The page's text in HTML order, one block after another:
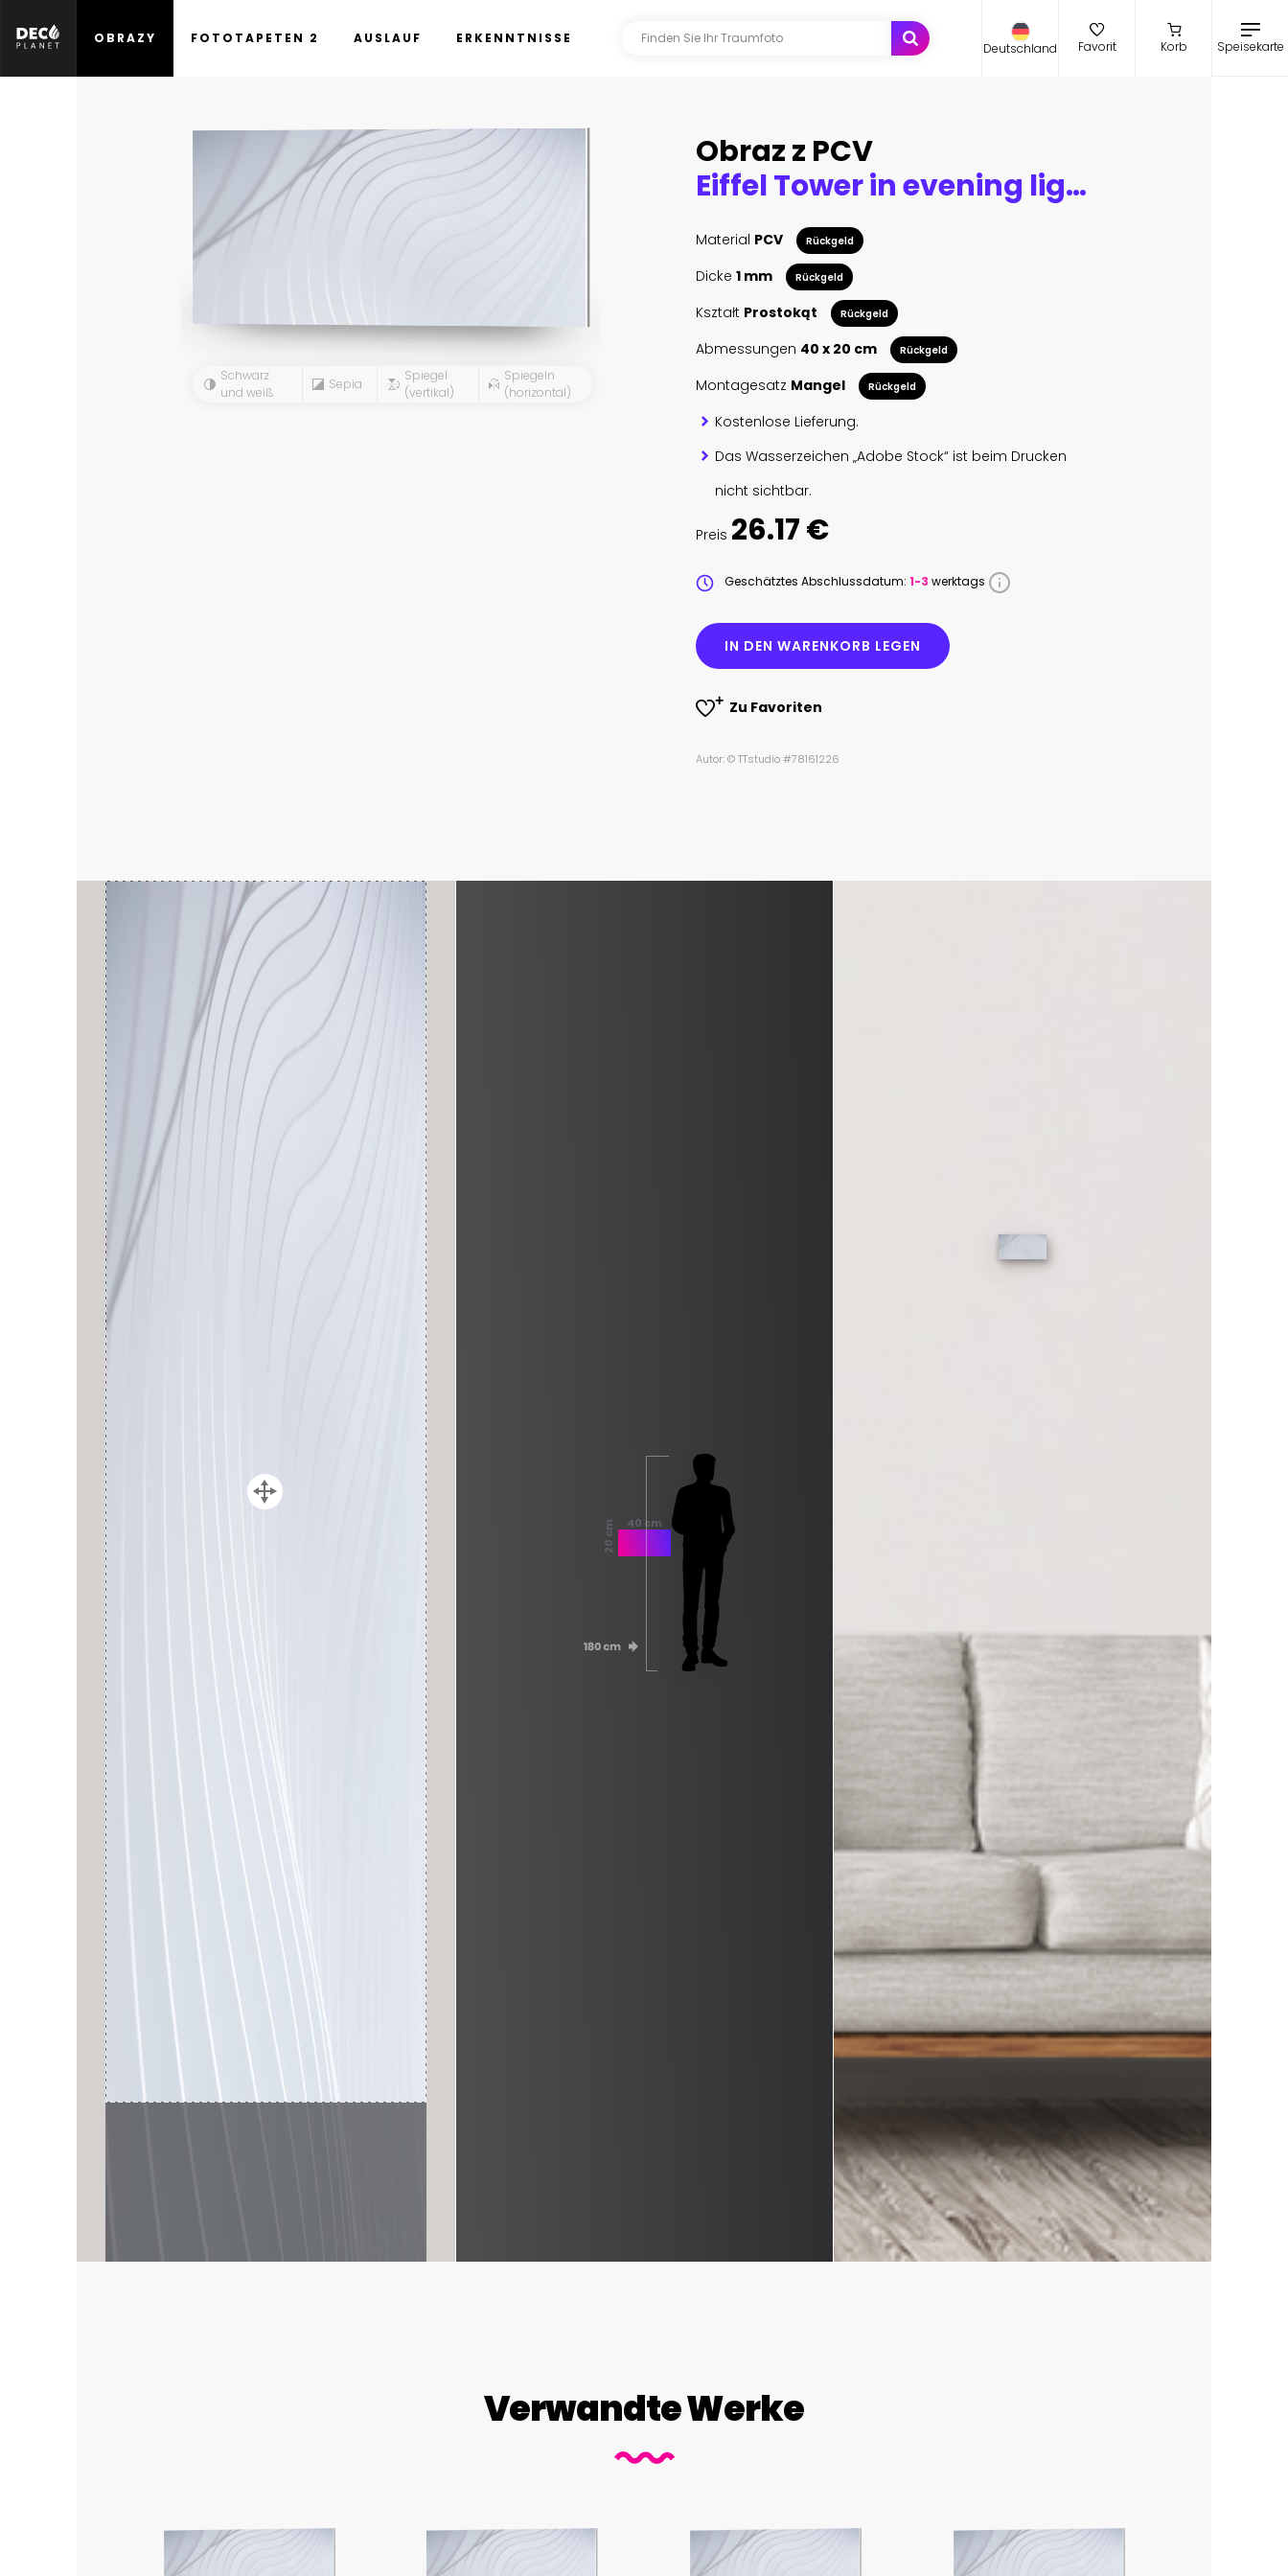
OBRAZY FOTOTAPETEN 2 AUSLAUF ERKENNTNISSE
Deutschland Favorit Korb Speisekarte
Schwarz
und weiß
Sepia
Spiegel
(vertikal)
Spiegeln
(horizontal)
Obraz z PCV
Eiffel Tower in evening light, Paris, France
Material PCV Rückgeld
Dicke 1 mm Rückgeld
Kształt Prostokąt Rückgeld
Abmessungen 40 x 20 cm Rückgeld
Montagesatz Mangel Rückgeld
Kostenlose Lieferung.
Das Wasserzeichen „Adobe Stock“ ist beim Drucken
nicht sichtbar.
Preis 26.17 €
Geschätztes Abschlussdatum: 1-3 werktags
IN DEN WARENKORB LEGEN
Zu Favoriten
Autor: © TTstudio #78161226
40 cm
20 cm
Verwandte Werke